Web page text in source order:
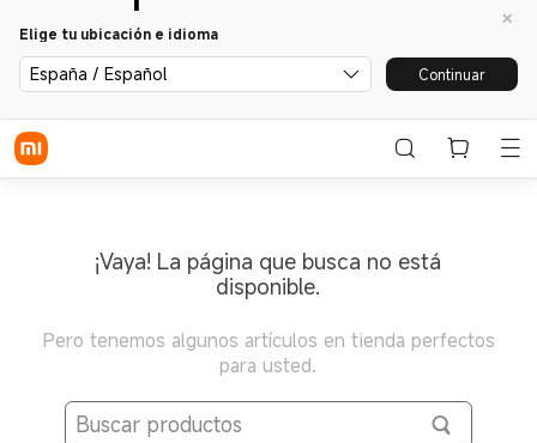
Elige tu ubicación e idioma
España / Español Continuar
¡Vaya! La página que busca no está
disponible.
Pero tenemos algunos artículos en tienda perfectos
para usted.